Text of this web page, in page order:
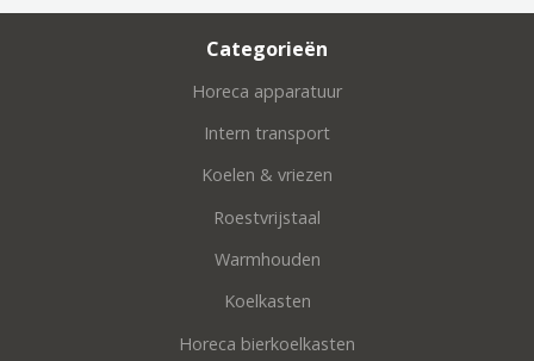
Categorieën
Horeca apparatuur
Intern transport
Koelen & vriezen
Roestvrijstaal
Warmhouden
Koelkasten
Horeca bierkoelkasten